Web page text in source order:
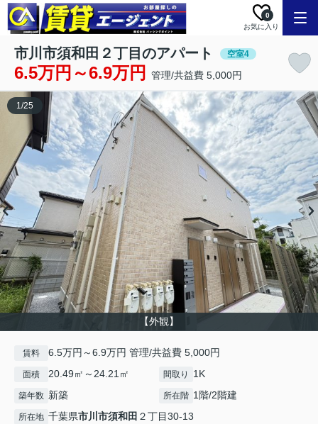
お気に入り
0
市川市須和田２丁目のアパート 空室4
6.5万円～6.9万円 管理/共益費 5,000円
【外観】
1/25
賃料 6.5万円～6.9万円 管理/共益費 5,000円
面積 20.49㎡～24.21㎡ 間取り 1K
築年数 新築 所在階 1階/2階建
所在地 千葉県市川市須和田 ２丁目30-13